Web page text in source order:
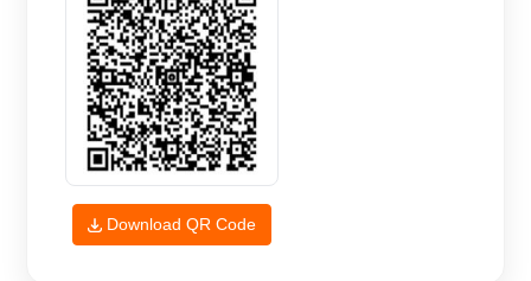
Download QR Code